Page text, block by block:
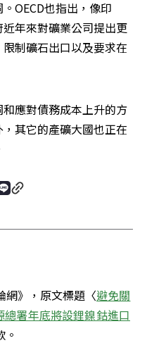
OECD也指出，像印
年來對礦業公司提出更
制礦石出口以及要求在
應對債務成本上升的方
其它的產礦大國也正在
》，原文標題〈避免關
署年底將設鋰鎳鈷進口